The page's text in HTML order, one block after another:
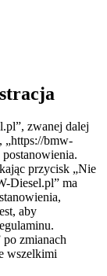
zwanej dalej
„https://bmw-
przycisk „Nie
Diesel.pl” ma
aby
zmianach
wszelkimi